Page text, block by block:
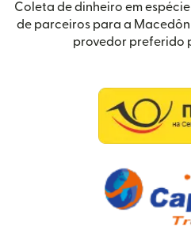
Coleta de dinheiro em
de parceiros para a
provedor preferido